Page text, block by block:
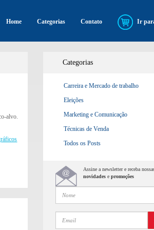
Home Categorias Contato Ir
alvo.
Categorias
Carreira e Mercado de trabalho
Eleições
Marketing e Comunicação
Técnicas de Venda
Todos os Posts
Assine a newsletter e receba
novidades epromoções